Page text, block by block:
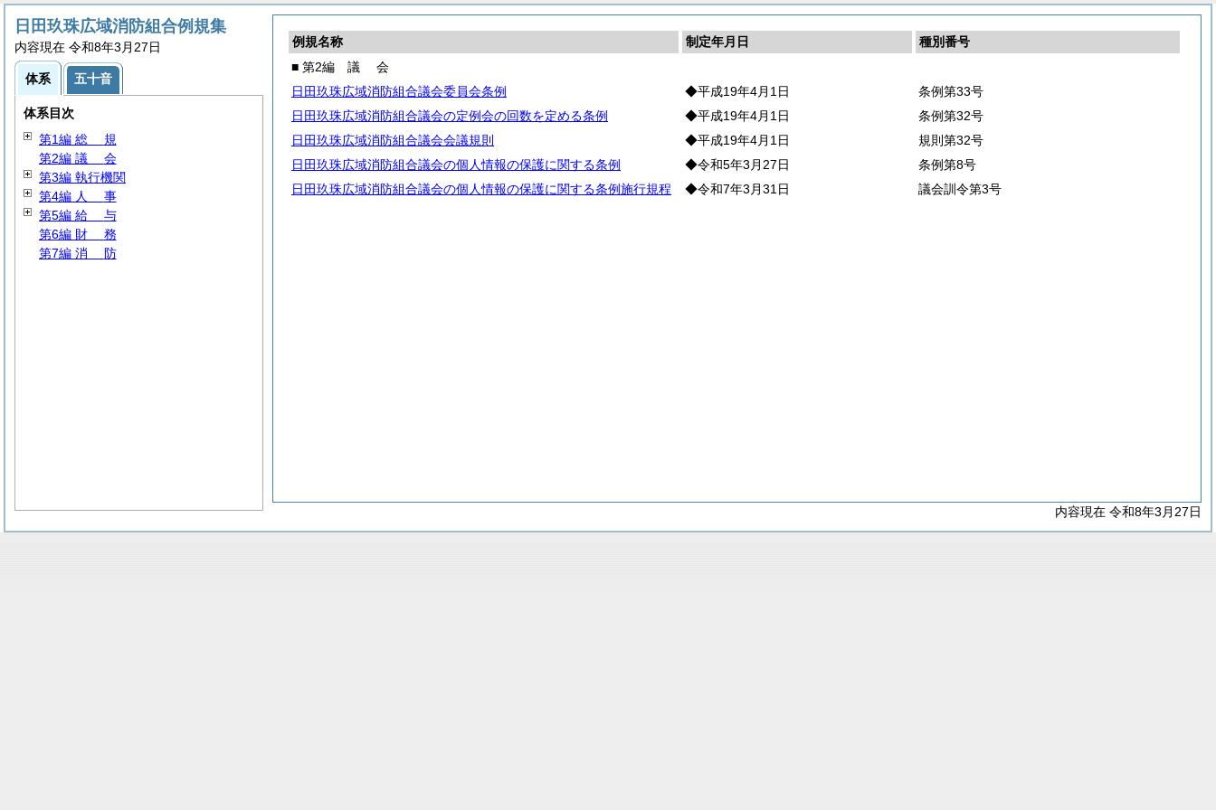
例規名称 制定年月日
種別番号
■ 第2編 議 会
日田玖珠広域消防組合議会委員会条例
◆平成19年4月1日
条例第33号
日田玖珠広域消防組合議会の定例会の回数を定める条例
◆平成19年4月1日
条例第32号
日田玖珠広域消防組合議会会議規則
◆平成19年4月1日
規則第32号
日田玖珠広域消防組合議会の個人情報の保護に関する条例
◆令和5年3月27日
条例第8号
日田玖珠広域消防組合議会の個人情報の保護に関する条例施行規程
◆令和7年3月31日 議会訓令第3号
内容現在 令和8年3月27日
日田玖珠広域消防組合例規集
内容現在 令和8年3月27日
体系 五十音
体系目次
第1編 総 規
第2編 議 会
第3編 執行機関
第4編 人 事
第5編 給 与
第6編 財 務
第7編 消 防